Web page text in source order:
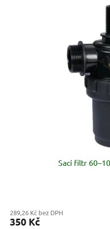
Sací filtr
289,26 Kč bez DPH
350 Kč